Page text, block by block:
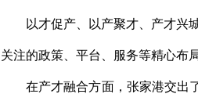
以才促产、以产聚才、产才兴
关注的政策、平台、服务等精心布
在产才融合方面，张家港交出